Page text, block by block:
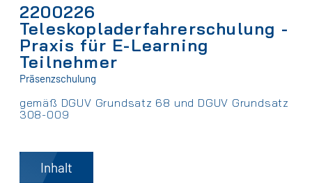
2200226
Teleskopladerfahrerschulung -
Praxis für E-Learning
Teilnehmer
Präsenzschulung
gemäß DGUV Grundsatz 68 und DGUV Grundsatz
308-009
Inhalt